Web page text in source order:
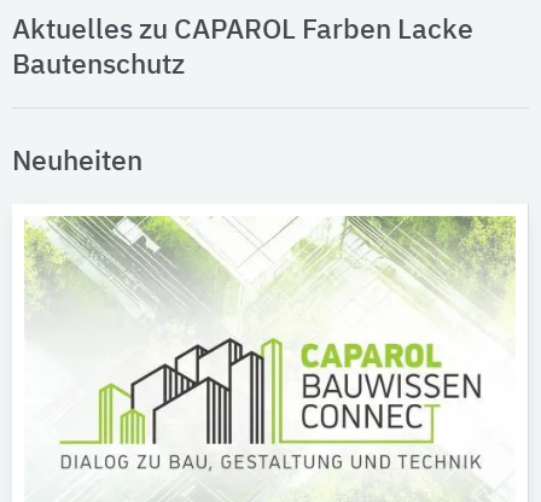
Aktuelles zu CAPAROL Farben Lacke
Bautenschutz
Neuheiten